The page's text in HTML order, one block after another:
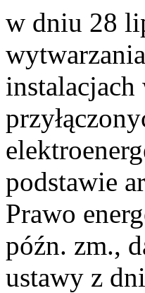
w dniu 28
podstawie
Prawo
późn. zm.,
ustawy z